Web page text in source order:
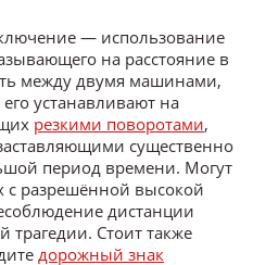
— использование
на расстояние в
между двумя машинами,
устанавливают на
резкими поворотами,
существенно
период времени. Могут
с разрешённой высокой
дистанции
трагедии. Стоит также
дорожный знак